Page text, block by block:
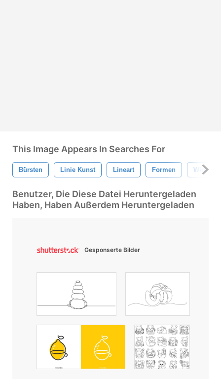
This Image Appears In Searches For
Bürsten Linie Kunst Lineart Formen Wirbel
Benutzer, Die Diese Datei Heruntergeladen
Haben, Haben Außerdem Heruntergeladen
Gesponserte Bilder